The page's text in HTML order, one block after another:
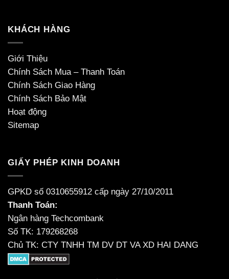
KHÁCH HÀNG
Giới Thiệu
Chính Sách Mua – Thanh Toán
Chính Sách Giao Hàng
Chính Sách Bảo Mật
Hoạt động
Sitemap
GIẤY PHÉP KINH DOANH
GPKD số 0310655912 cấp ngày 27/10/2011
Thanh Toán:
Ngân hàng Techcombank
Số TK: 179268268
Chủ TK: CTY TNHH TM DV DT VA XD HAI DANG